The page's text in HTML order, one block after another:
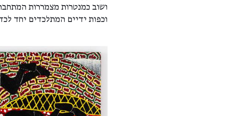
ושוב כמנטרות מצמררות
וכפות ידיים המתלכדים יחד